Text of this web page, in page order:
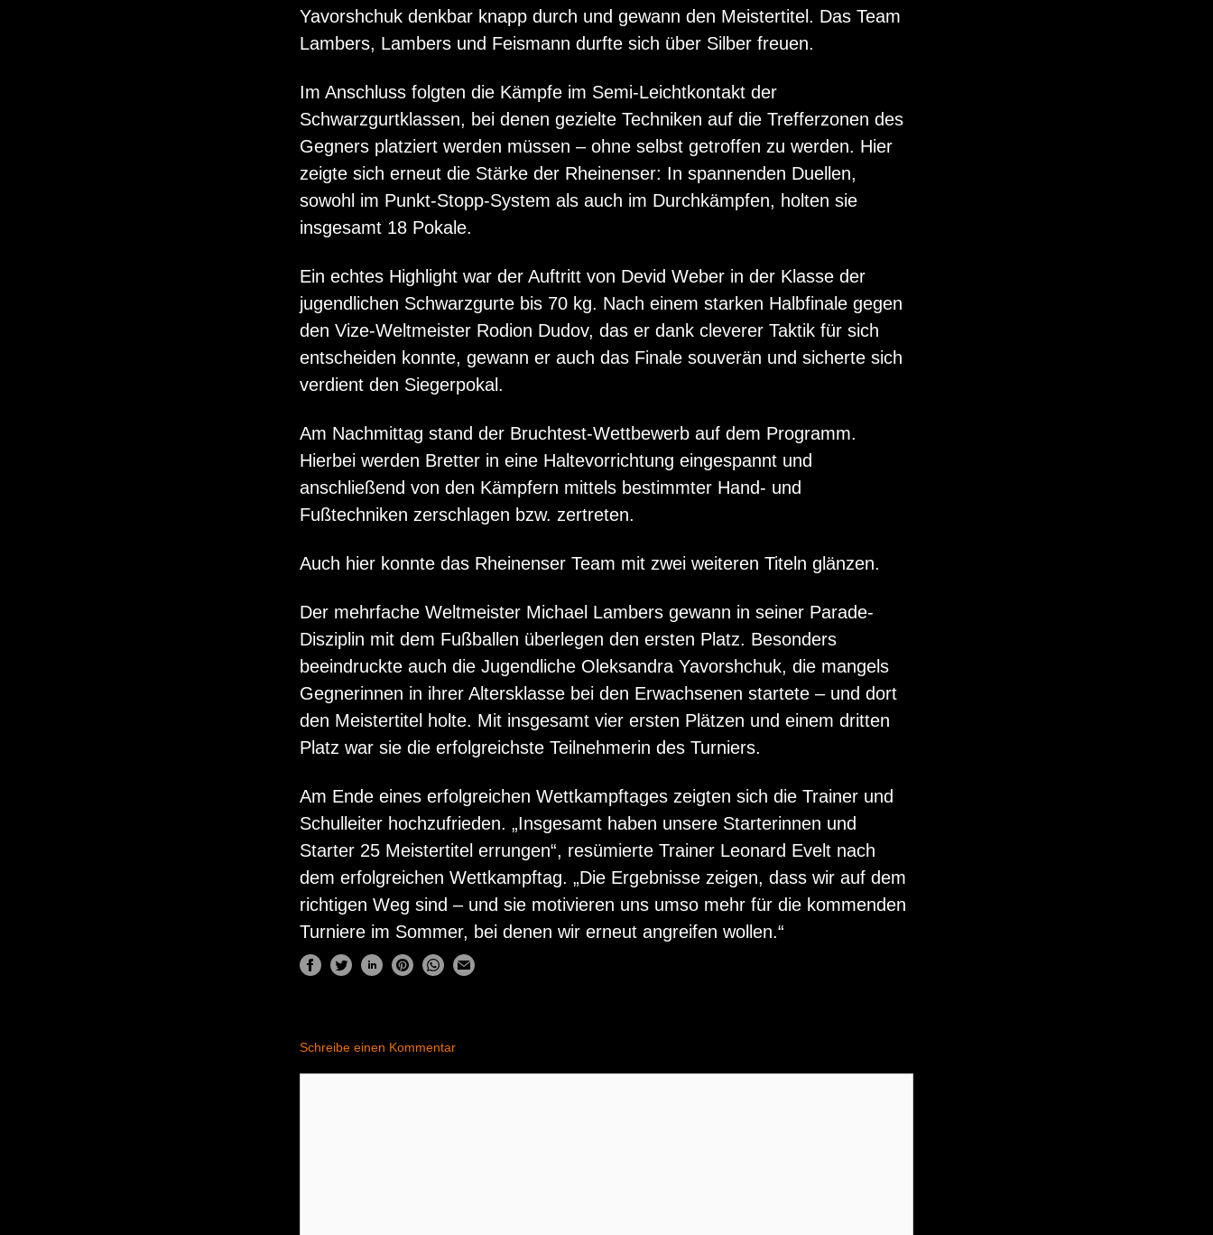
Yavorshchuk denkbar knapp durch und gewann den Meistertitel. Das Team
Lambers, Lambers und Feismann durfte sich über Silber freuen.
Im Anschluss folgten die Kämpfe im Semi-Leichtkontakt der
Schwarzgurtklassen, bei denen gezielte Techniken auf die Trefferzonen des
Gegners platziert werden müssen – ohne selbst getroffen zu werden. Hier
zeigte sich erneut die Stärke der Rheinenser: In spannenden Duellen,
sowohl im Punkt-Stopp-System als auch im Durchkämpfen, holten sie
insgesamt 18 Pokale.
Ein echtes Highlight war der Auftritt von Devid Weber in der Klasse der
jugendlichen Schwarzgurte bis 70 kg. Nach einem starken Halbfinale gegen
den Vize-Weltmeister Rodion Dudov, das er dank cleverer Taktik für sich
entscheiden konnte, gewann er auch das Finale souverän und sicherte sich
verdient den Siegerpokal.
Am Nachmittag stand der Bruchtest-Wettbewerb auf dem Programm.
Hierbei werden Bretter in eine Haltevorrichtung eingespannt und
anschließend von den Kämpfern mittels bestimmter Hand- und
Fußtechniken zerschlagen bzw. zertreten.
Auch hier konnte das Rheinenser Team mit zwei weiteren Titeln glänzen.
Der mehrfache Weltmeister Michael Lambers gewann in seiner Parade-
Disziplin mit dem Fußballen überlegen den ersten Platz. Besonders
beeindruckte auch die Jugendliche Oleksandra Yavorshchuk, die mangels
Gegnerinnen in ihrer Altersklasse bei den Erwachsenen startete – und dort
den Meistertitel holte. Mit insgesamt vier ersten Plätzen und einem dritten
Platz war sie die erfolgreichste Teilnehmerin des Turniers.
Am Ende eines erfolgreichen Wettkampftages zeigten sich die Trainer und
Schulleiter hochzufrieden. „Insgesamt haben unsere Starterinnen und
Starter 25 Meistertitel errungen“, resümierte Trainer Leonard Evelt nach
dem erfolgreichen Wettkampftag. „Die Ergebnisse zeigen, dass wir auf dem
richtigen Weg sind – und sie motivieren uns umso mehr für die kommenden
Turniere im Sommer, bei denen wir erneut angreifen wollen.“
Schreibe einen Kommentar